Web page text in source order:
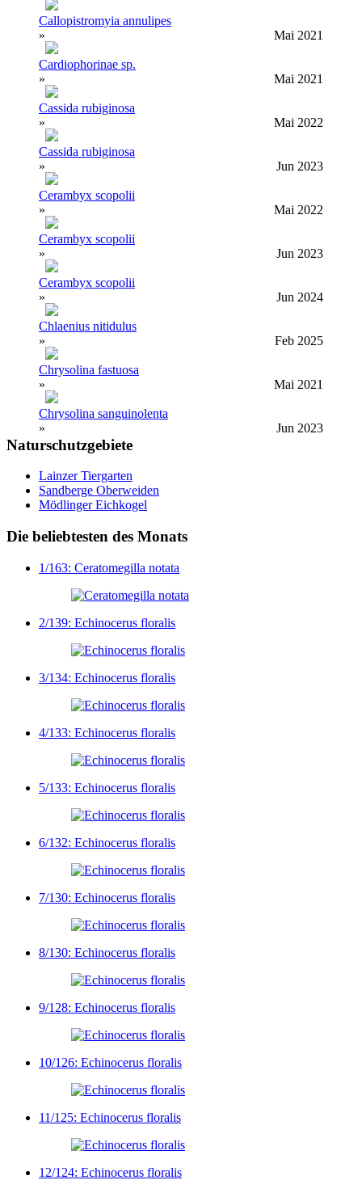
Callopistromyia annulipes
»
Mai 2021
Cardiophorinae sp.
»
Mai 2021
Cassida rubiginosa
»
Mai 2022
Cassida rubiginosa
»
Jun 2023
Cerambyx scopolii
»
Mai 2022
Cerambyx scopolii
»
Jun 2023
Cerambyx scopolii
»
Jun 2024
Chlaenius nitidulus
»
Feb 2025
Chrysolina fastuosa
»
Mai 2021
Chrysolina sanguinolenta
»
Jun 2023
Naturschutzgebiete
Lainzer Tiergarten
Sandberge Oberweiden
Mödlinger Eichkogel
Die beliebtesten des Monats
1/163: Ceratomegilla notata
2/139: Echinocerus floralis
3/134: Echinocerus floralis
4/133: Echinocerus floralis
5/133: Echinocerus floralis
6/132: Echinocerus floralis
7/130: Echinocerus floralis
8/130: Echinocerus floralis
9/128: Echinocerus floralis
10/126: Echinocerus floralis
11/125: Echinocerus floralis
12/124: Echinocerus floralis